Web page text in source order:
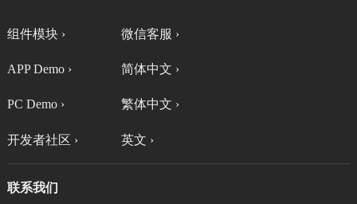
组件模块 ›
APP Demo ›
PC Demo ›
开发者社区 ›
微信客服 ›
简体中文 ›
繁体中文 ›
英文 ›
联系我们